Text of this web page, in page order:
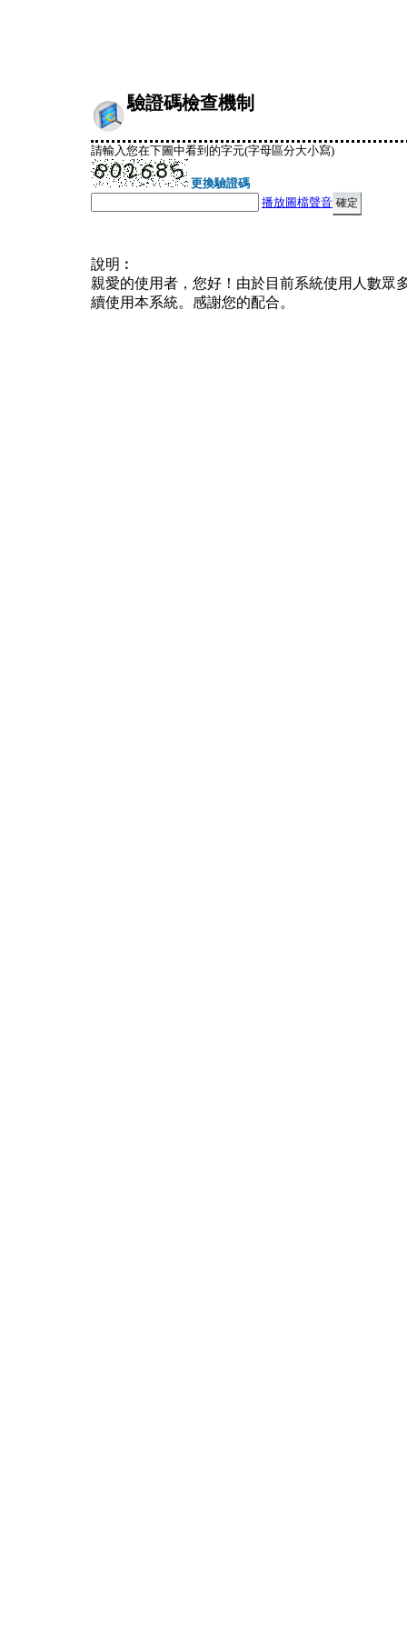
驗證碼檢查機制
請輸入您在下圖中看到的字元(字母區分大小寫)
更換驗證碼
播放圖檔聲音
說明︰
親愛的使用者，您好！由於目前系統使用人數眾
續使用本系統。感謝您的配合。